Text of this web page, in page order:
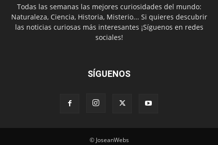
Todas las semanas las mejores curiosidades del mundo:
Naturaleza, Ciencia, Historia, Misterio... Si quieres descubrir
las noticias curiosas más interesantes ¡Síguenos en redes
sociales!
SÍGUENOS
© JoseanWebs